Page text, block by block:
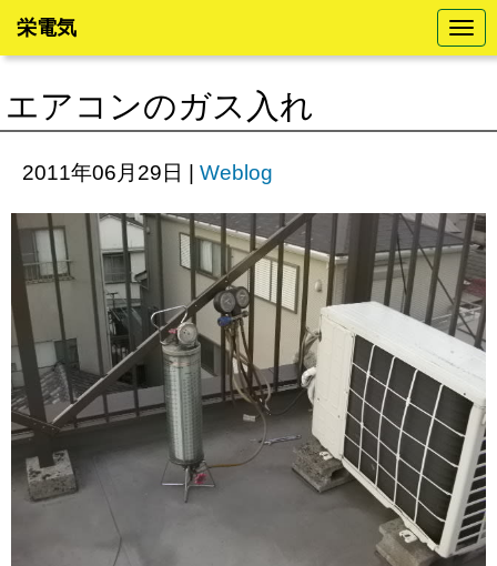
N
a
v
t
栄電気
エアコンのガス入れ
2011年06月29日 | Weblog